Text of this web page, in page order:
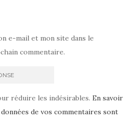
e-mail et mon site dans le
commentaire.
réduire les indésirables. En savoir
de vos commentaires sont